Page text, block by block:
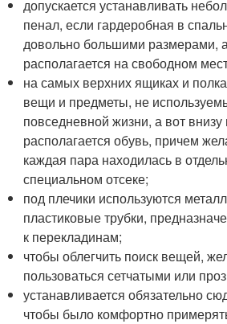
допускается устанавливать
пенал, если гардеробная в
довольно большими размерами,
располагается на свободном
на самых верхних ящиках и
вещи и предметы, не
повседневной жизни, а вот
располагается обувь, причем
каждая пара находилась в
специальном отсеке;
под плечики используются
пластиковые трубки,
к перекладинам;
чтобы облегчить поиск вещей,
пользоваться сетчатыми или
устанавливается обязательно
чтобы было комфортно